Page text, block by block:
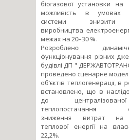
біогазової установки
можливість в умовах
системи знизити
виробництва
межах на 20–30 %.
Розроблено
функціонування різних
будівлі ДП "
проведено сценарне
об’єктів теплогенерації, в
встановлено, що в
до
теплопостачання
зниження витрат на
теплової енергії на
22,2%.